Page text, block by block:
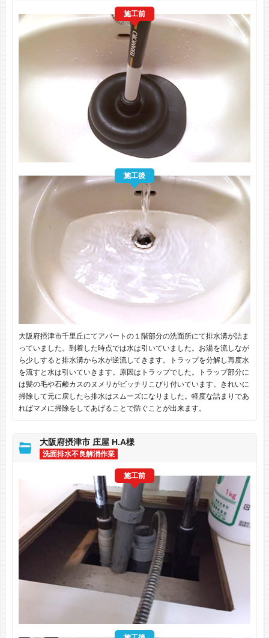
施工前
施工後
大阪府摂津市千里丘にてアパートの１階部分の洗面所にて排水溝が詰ま
っていました。到着した時点では水は引いていました。お湯を流しなが
ら少しすると排水溝から水が逆流してきます。トラップを分解し再度水
を流すと水は引いていきます。原因はトラップでした。トラップ部分に
は髪の毛や石鹸カスのヌメリがビッチリこびり付いています。きれいに
掃除して元に戻したら排水はスムーズになりました。軽度な詰まりであ
ればマメに掃除をしてあげることで防ぐことが出来ます。
大阪府摂津市 庄屋 H.A様
洗面排水不良解消作業
施工前